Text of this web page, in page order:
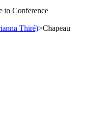
to Conference
Thiré)>Chapeau